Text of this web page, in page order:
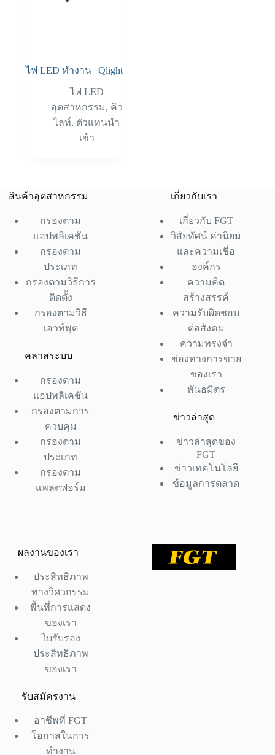
ไฟ LED ทำงาน | Qlight
ไฟ LED
อุตสาหกรรม, คิว
ไลท์, ตัวแทนนำ
เข้า
สินค้าอุตสาหกรรม
กรองตาม
แอปพลิเคชัน
กรองตาม
ประเภท
กรองตามวิธีการ
ติดตั้ง
กรองตามวิธี
เอาท์พุต
คลาสระบบ
กรองตาม
แอปพลิเคชัน
กรองตามการ
ควบคุม
กรองตาม
ประเภท
กรองตาม
แพลตฟอร์ม
เกี่ยวกับเรา
เกี่ยวกับ FGT
วิสัยทัศน์ ค่านิยม
และความเชื่อ
องค์กร
ความคิด
สร้างสรรค์
ความรับผิดชอบ
ต่อสังคม
ความทรงจำ
ช่องทางการขาย
ของเรา
พันธมิตร
ข่าวล่าสุด
ข่าวล่าสุดของ
FGT
ข่าวเทคโนโลยี
ข้อมูลการตลาด
ผลงานของเรา
ประสิทธิภาพ
ทางวิศวกรรม
พื้นที่การแสดง
ของเรา
ใบรับรอง
ประสิทธิภาพ
ของเรา
รับสมัครงาน
อาชีพที่ FGT
โอกาสในการ
ทำงาน